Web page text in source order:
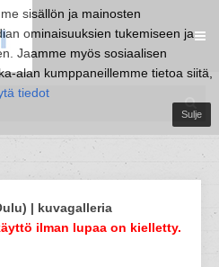
sisällön ja mainosten
ominaisuuksien tukemiseen ja
Jaamme myös sosiaalisen
alan kumppaneillemme tietoa siitä,
tiedot
Sulje
| kuvagalleria
ilman lupaa on kielletty.